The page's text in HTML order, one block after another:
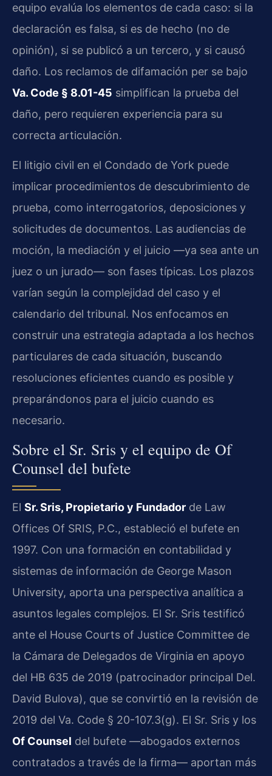
equipo evalúa los elementos de cada caso: si la
declaración es falsa, si es de hecho (no de
opinión), si se publicó a un tercero, y si causó
daño. Los reclamos de difamación per se bajo
Va. Code § 8.01-45 simplifican la prueba del
daño, pero requieren experiencia para su
correcta articulación.
El litigio civil en el Condado de York puede
implicar procedimientos de descubrimiento de
prueba, como interrogatorios, deposiciones y
solicitudes de documentos. Las audiencias de
moción, la mediación y el juicio —ya sea ante un
juez o un jurado— son fases típicas. Los plazos
varían según la complejidad del caso y el
calendario del tribunal. Nos enfocamos en
construir una estrategia adaptada a los hechos
particulares de cada situación, buscando
resoluciones eficientes cuando es posible y
preparándonos para el juicio cuando es
necesario.
Sobre el Sr. Sris y el equipo de Of
Counsel del bufete
El Sr. Sris, Propietario y Fundador de Law
Offices Of SRIS, P.C., estableció el bufete en
1997. Con una formación en contabilidad y
sistemas de información de George Mason
University, aporta una perspectiva analítica a
asuntos legales complejos. El Sr. Sris testificó
ante el House Courts of Justice Committee de
la Cámara de Delegados de Virginia en apoyo
del HB 635 de 2019 (patrocinador principal Del.
David Bulova), que se convirtió en la revisión de
2019 del Va. Code § 20-107.3(g). El Sr. Sris y los
Of Counsel del bufete —abogados externos
contratados a través de la firma— aportan más